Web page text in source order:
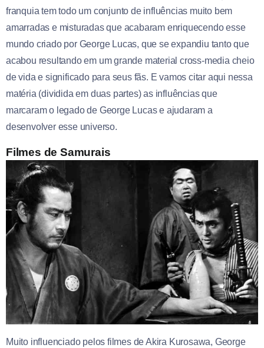
franquia tem todo um conjunto de influências muito bem
amarradas e misturadas que acabaram enriquecendo esse
mundo criado por George Lucas, que se expandiu tanto que
acabou resultando em um grande material cross-media cheio
de vida e significado para seus fãs. E vamos citar aqui nessa
matéria (dividida em duas partes) as influências que
marcaram o legado de George Lucas e ajudaram a
desenvolver esse universo.
Filmes de Samurais
Muito influenciado pelos filmes de Akira Kurosawa, George